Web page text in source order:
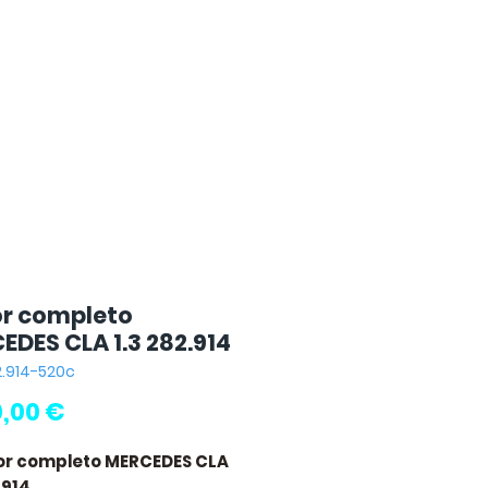
completo
CLA 1.3 282.914
520c
€
completo MERCEDES CLA